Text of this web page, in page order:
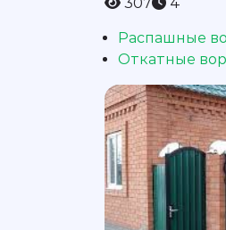
Распашные
Откатные